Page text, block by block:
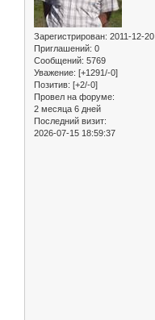
Зарегистрирован: 2011-12-20
Приглашений: 0
Сообщений: 5769
Уважение: [+1291/-0]
Позитив: [+2/-0]
Провел на форуме:
2 месяца 6 дней
Последний визит:
2026-07-15 18:59:37